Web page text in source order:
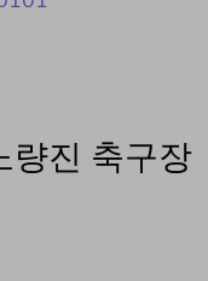
량진 축구장